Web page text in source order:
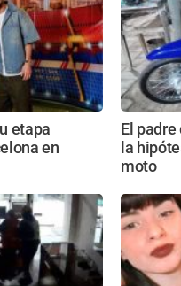
etapa
en
El
la
moto